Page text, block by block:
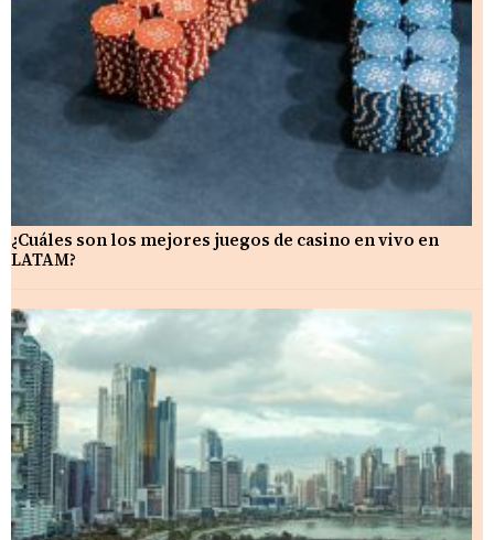
¿Cuáles son los mejores juegos de casino en vivo en
LATAM?